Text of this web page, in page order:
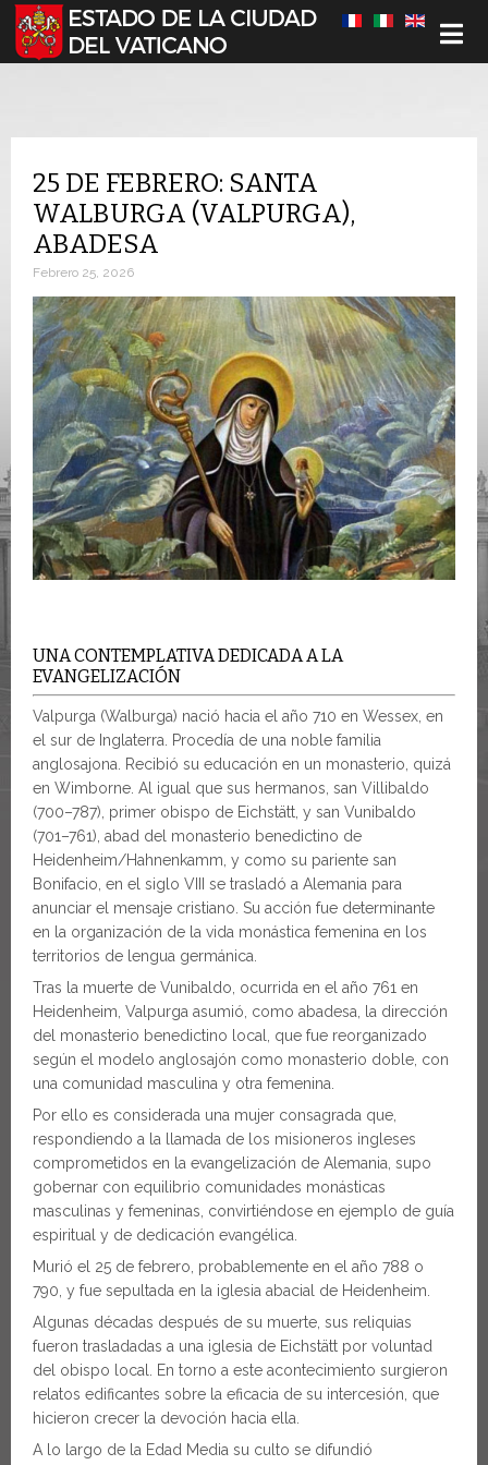
Seleccione su idioma
25 DE FEBRERO: SANTA
WALBURGA (VALPURGA),
ABADESA
Febrero 25, 2026
UNA CONTEMPLATIVA DEDICADA A LA
EVANGELIZACIÓN
Valpurga (Walburga) nació hacia el año 710 en Wessex, en
el sur de Inglaterra. Procedía de una noble familia
anglosajona. Recibió su educación en un monasterio, quizá
en Wimborne. Al igual que sus hermanos, san Villibaldo
(700–787), primer obispo de Eichstätt, y san Vunibaldo
(701–761), abad del monasterio benedictino de
Heidenheim/Hahnenkamm, y como su pariente san
Bonifacio, en el siglo VIII se trasladó a Alemania para
anunciar el mensaje cristiano. Su acción fue determinante
en la organización de la vida monástica femenina en los
territorios de lengua germánica.
Tras la muerte de Vunibaldo, ocurrida en el año 761 en
Heidenheim, Valpurga asumió, como abadesa, la dirección
del monasterio benedictino local, que fue reorganizado
según el modelo anglosajón como monasterio doble, con
una comunidad masculina y otra femenina.
Por ello es considerada una mujer consagrada que,
respondiendo a la llamada de los misioneros ingleses
comprometidos en la evangelización de Alemania, supo
gobernar con equilibrio comunidades monásticas
masculinas y femeninas, convirtiéndose en ejemplo de guía
espiritual y de dedicación evangélica.
Murió el 25 de febrero, probablemente en el año 788 o
790, y fue sepultada en la iglesia abacial de Heidenheim.
Algunas décadas después de su muerte, sus reliquias
fueron trasladadas a una iglesia de Eichstätt por voluntad
del obispo local. En torno a este acontecimiento surgieron
relatos edificantes sobre la eficacia de su intercesión, que
hicieron crecer la devoción hacia ella.
A lo largo de la Edad Media su culto se difundió